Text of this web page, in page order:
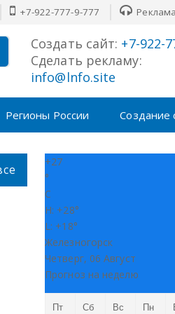
+7-922-777-9-777
Создать сайт: +7-922-
Сделать рекламу:
info@lnfo.site
Регионы России Создание
+27
°
C
H: +28°
L: +18°
Железногорск
Четверг, 06 Август
Прогноз на неделю
Пт Сб Вс Пн